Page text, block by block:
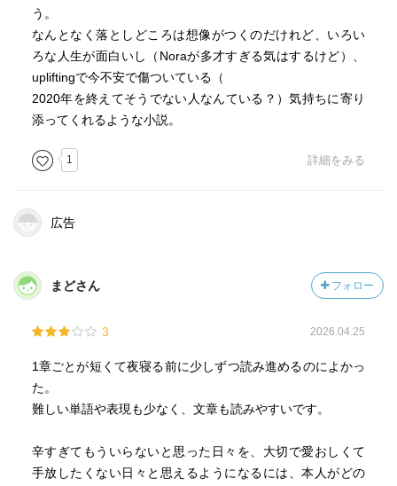
う。
なんとなく落としどころは想像がつくのだけれど、いろい
ろな人生が面白いし（Noraが多才すぎる気はするけど）、
upliftingで今不安で傷ついている（
2020年を終えてそうでない人なんている？）気持ちに寄り
添ってくれるような小説。
1 詳細をみる
広告
まどさん フォロー
3 2026.04.25
1章ごとが短くて夜寝る前に少しずつ読み進めるのによかっ
た。
難しい単語や表現も少なく、文章も読みやすいです。
辛すぎてもういらないと思った日々を、大切で愛おしくて
手放したくない日々と思えるようになるには、本人がどの